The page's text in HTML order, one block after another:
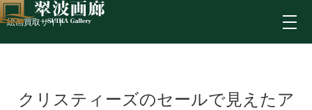
絵画買取サイト
クリスティーズのセールで見えたア